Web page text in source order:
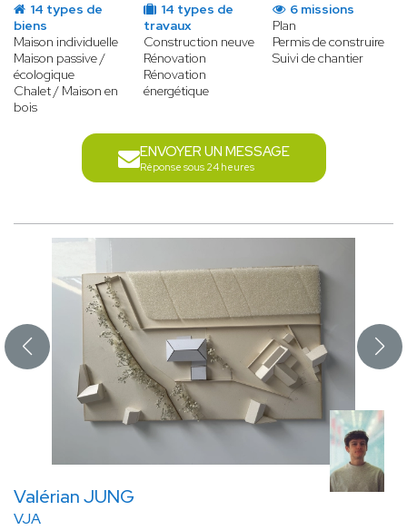
14 types de
biens
Maison individuelle
Maison passive /
écologique
Chalet / Maison en
bois
14 types de
travaux
Construction neuve
Rénovation
Rénovation
énergétique
6 missions
Plan
Permis de construire
Suivi de chantier
ENVOYER UN MESSAGE
Réponse sous 24 heures
Valérian JUNG
VJA